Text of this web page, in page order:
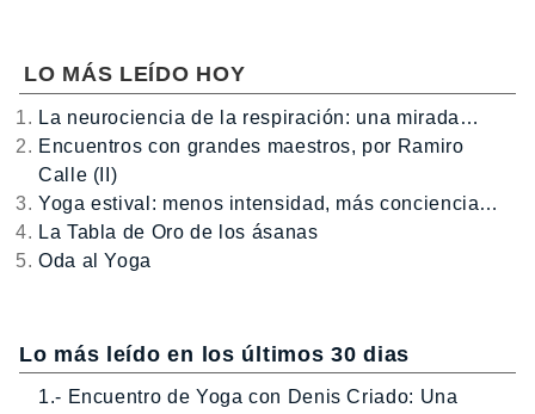
LO MÁS LEÍDO HOY
La neurociencia de la respiración: una mirada…
Encuentros con grandes maestros, por Ramiro
Calle (II)
Yoga estival: menos intensidad, más conciencia…
La Tabla de Oro de los ásanas
Oda al Yoga
Lo más leído en los últimos 30 dias
1.- Encuentro de Yoga con Denis Criado: Una